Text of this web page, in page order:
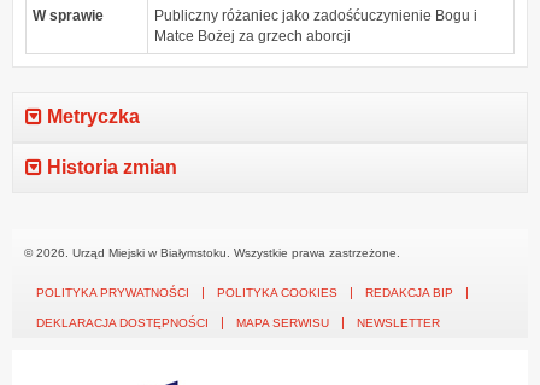
W sprawie
Publiczny różaniec jako zadośćuczynienie Bogu i
Matce Bożej za grzech aborcji
Metryczka
Historia zmian
© 2026. Urząd Miejski w Białymstoku. Wszystkie prawa zastrzeżone.
POLITYKA PRYWATNOŚCI POLITYKA COOKIES REDAKCJA BIP
DEKLARACJA DOSTĘPNOŚCI MAPA SERWISU NEWSLETTER